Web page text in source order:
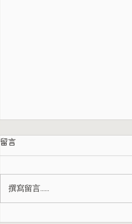
教練觀點：別再用自責與恐懼
留言
撰寫留言......